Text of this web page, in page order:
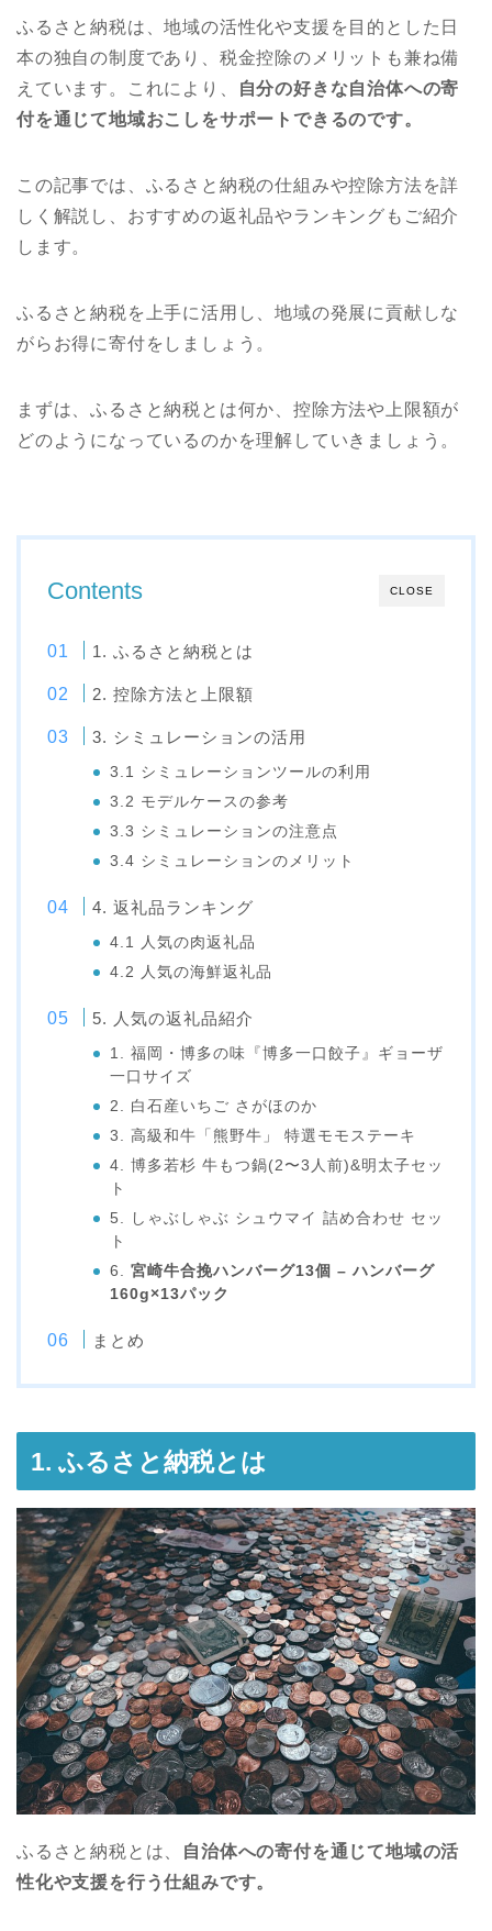
ふるさと納税は、地域の活性化や支援を目的とした日
本の独自の制度であり、税金控除のメリットも兼ね備
えています。これにより、
自分の好きな自治体への寄
付を通じて地域おこしをサポートできるのです。
この記事では、ふるさと納税の仕組みや控除方法を詳
しく解説し、おすすめの返礼品やランキングもご紹介
します。
ふるさと納税を上手に活用し、地域の発展に貢献しな
がらお得に寄付をしましょう。
まずは、ふるさと納税とは何か、控除方法や上限額が
どのようになっているのかを理解していきましょう。
CLOSE
Contents
1. ふるさと納税とは
2. 控除方法と上限額
3. シミュレーションの活用
3.1 シミュレーションツールの利用
3.2 モデルケースの参考
3.3 シミュレーションの注意点
3.4 シミュレーションのメリット
4. 返礼品ランキング
4.1 人気の肉返礼品
4.2 人気の海鮮返礼品
5. 人気の返礼品紹介
1. 福岡・博多の味『博多一口餃子』ギョーザ
一口サイズ
2. 白石産いちご さがほのか
3. 高級和牛「熊野牛」 特選モモステーキ
4. 博多若杉 牛もつ鍋(2〜3人前)&明太子セッ
ト
5. しゃぶしゃぶ シュウマイ 詰め合わせ セッ
ト
6.宮崎牛合挽ハンバーグ13個 – ハンバーグ
160g×13パック
まとめ
1. ふるさと納税とは
ふるさと納税とは、
自治体への寄付を通じて地域の活
性化や支援を行う仕組みです。